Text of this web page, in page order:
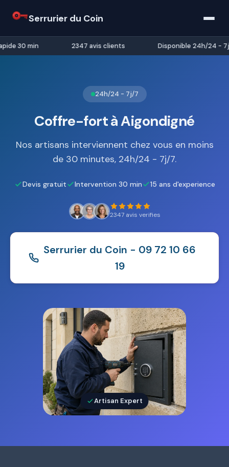
Serrurier du Coin
30 min 2347 avis clients Disponible 24h/24 - 7j/
24h/24 - 7j/7
Coffre-fort à Aigondigné
Nos artisans interviennent chez vous en moins
de 30 minutes, 24h/24 - 7j/7.
Devis gratuit Intervention 30 min 15 ans d'experience
2347 avis verifies
Serrurier du Coin - 09 72 10 66
19
Artisan Expert